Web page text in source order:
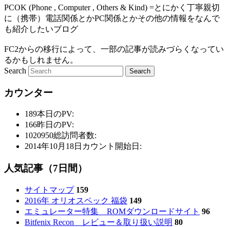
PCOK (Phone , Computer , Others & Kind) =とにかく丁寧親切
に（携帯）電話関係とかPC関係とかその他の情報をなんで
も紹介したいブログ
FC2からの移行によって、一部の記事が読みづらくなってい
るかもしれません。
Search
カウンター
189本日のPV:
166昨日のPV:
1020950総訪問者数:
2014年10月18日 カウント開始日:
人気記事（7日間）
サイトマップ 159
2016年 オリオスペック 福袋 149
エミュレーター特集 ROMダウンロードサイト 96
Bitfenix Recon レビュー＆取り扱い説明 80